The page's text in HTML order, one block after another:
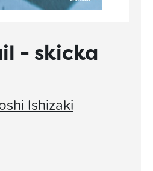
- skicka
Ishizaki